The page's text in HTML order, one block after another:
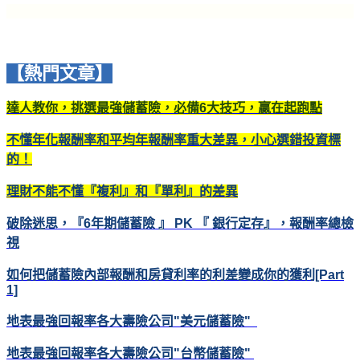
【熱門文章】
達人教你，挑選最強儲蓄險，必備6大技巧，贏在起跑點
不懂年化報酬率和平均年報酬率重大差異，小心選錯投資標
的！
理財不能不懂『複利』和『單利』的差異
破除迷思，『6年期儲蓄險 』 PK 『 銀行定存』，報酬率總檢
視
如何把儲蓄險內部報酬和房貸利率的利差變成你的獲利[Part
1]
地表最強回報率各大壽險公司"美元儲蓄險"
地表最強回報率各大壽險公司"台幣儲蓄險"